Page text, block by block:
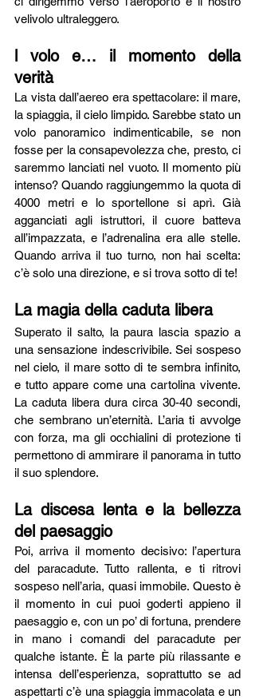
velivolo ultraleggero.
l volo e… il momento della
verità
La vista dall’aereo era spettacolare: il mare,
la spiaggia, il cielo limpido. Sarebbe stato un
volo panoramico indimenticabile, se non
fosse per la consapevolezza che, presto, ci
saremmo lanciati nel vuoto. Il momento più
intenso? Quando raggiungemmo la quota di
4000 metri e lo sportellone si aprì. Già
agganciati agli istruttori, il cuore batteva
all’impazzata, e l’adrenalina era alle stelle.
Quando arriva il tuo turno, non hai scelta:
c’è solo una direzione, e si trova sotto di te!
La magia della caduta libera
Superato il salto, la paura lascia spazio a
una sensazione indescrivibile. Sei sospeso
nel cielo, il mare sotto di te sembra infinito,
e tutto appare come una cartolina vivente.
La caduta libera dura circa 30-40 secondi,
che sembrano un’eternità. L’aria ti avvolge
con forza, ma gli occhialini di protezione ti
permettono di ammirare il panorama in tutto
il suo splendore.
La discesa lenta e la bellezza
del paesaggio
Poi, arriva il momento decisivo: l’apertura
del paracadute. Tutto rallenta, e ti ritrovi
sospeso nell’aria, quasi immobile. Questo è
il momento in cui puoi goderti appieno il
paesaggio e, con un po’ di fortuna, prendere
in mano i comandi del paracadute per
qualche istante. È la parte più rilassante e
intensa dell’esperienza, soprattutto se ad
aspettarti c’è una spiaggia immacolata e un